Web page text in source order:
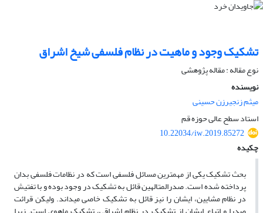
تشکیک وجود و ماهیت در نظام فلسفی شیخ اشراق
نوع مقاله : مقاله پژوهشی
نویسنده
میثم زنجیرزن حسینی
استاد سطح عالی حوزه قم
10.22034/iw.2019.85272
چکیده
بحث تشکیک یکی از مهمترین مسائل فلسفی است که در نظامات فلسفی بدان
پرداخته شده است. صدرالمتالهین قائل به تشکیک در وجود بوده و با تفتیش
در نظام مشایین، ایشان را نیز قائل به تشکیک خاصی میداند. ولیکن قرائت